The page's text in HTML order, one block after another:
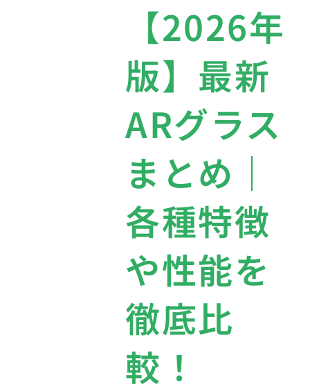
【2026年
版】最新
ARグラス
まとめ｜
各種特徴
や性能を
徹底比
較！